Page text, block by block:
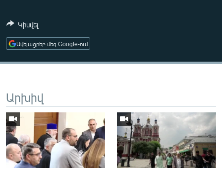
ՓՈԴՔԱՍԹ
Русский
ՀԵՏԵՎԵՔ ՄԵԶ
Կիսվել
Ավելացրեք մեզ Google-ում
Արխիվ